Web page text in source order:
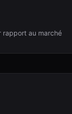
au marché